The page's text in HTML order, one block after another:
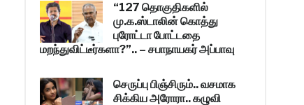
“127 தொகுதிகளில்
மு.க.ஸ்டாலின் கொத்து
புரோட்டா போட்டதை
மறந்துவிட்டீர்களா?”.. – சபாநாயகர் அப்பாவு
செருப்பு பிஞ்சிரும்.. வசமாக
சிக்கிய அரோரா.. கழுவி